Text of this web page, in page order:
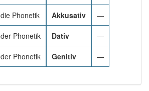
die Phonetik
der Phonetik
der Phonetik
Akkusativ —
Dativ —
Genitiv —